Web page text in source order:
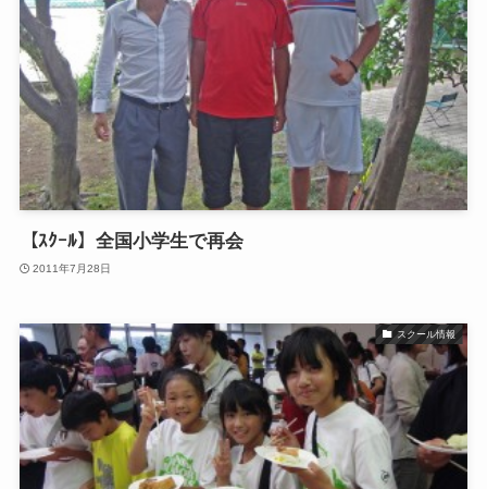
【ｽｸｰﾙ】全国小学生で再会
2011年7月28日
スクール情報